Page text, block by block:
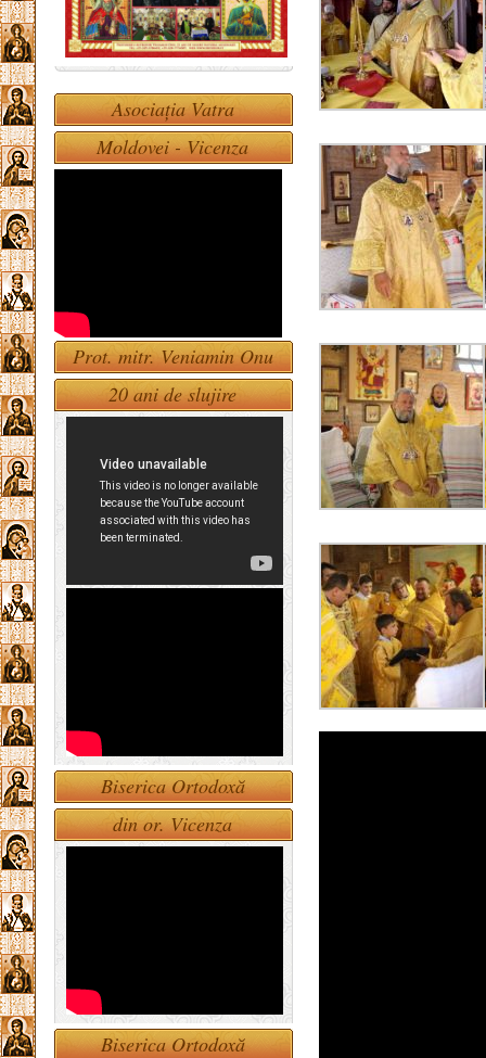
Asociația Vatra
Moldovei - Vicenza
Prot. mitr. Veniamin Onu
20 ani de slujire
Biserica Ortodoxă
din or. Vicenza
Biserica Ortodoxă